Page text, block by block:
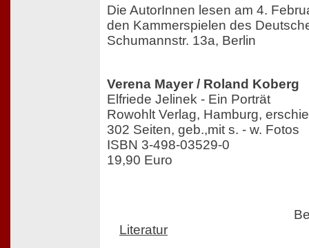
Die AutorInnen lesen am 4.
den Kammerspielen des
Schumannstr. 13a, Berlin
Verena Mayer / Roland Koberg
Elfriede Jelinek - Ein Porträt
Rowohlt Verlag, Hamburg,
302 Seiten, geb.,mit s. - w. Fotos
ISBN 3-498-03529-0
19,90 Euro
Literatur